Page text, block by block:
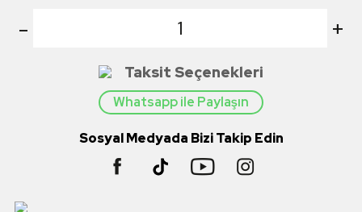
- +
Taksit Seçenekleri
Whatsapp ile Paylaşın
Sosyal Medyada Bizi Takip Edin